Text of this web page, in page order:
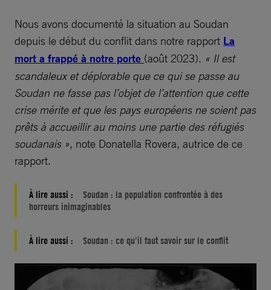
Nous avons documenté la situation au Soudan
depuis le début du conflit dans notre rapport La
mort a frappé à notre porte (août 2023). « Il est
scandaleux et déplorable que ce qui se passe au
Soudan ne fasse pas l’objet de l’attention que cette
crise mérite et que les pays européens ne soient pas
prêts à accueillir au moins une partie des réfugiés
soudanais », note Donatella Rovera, autrice de ce
rapport.
À lire aussi :
Soudan : la population confrontée à des
horreurs inimaginables
À lire aussi : Soudan : ce qu’il faut savoir sur le conflit